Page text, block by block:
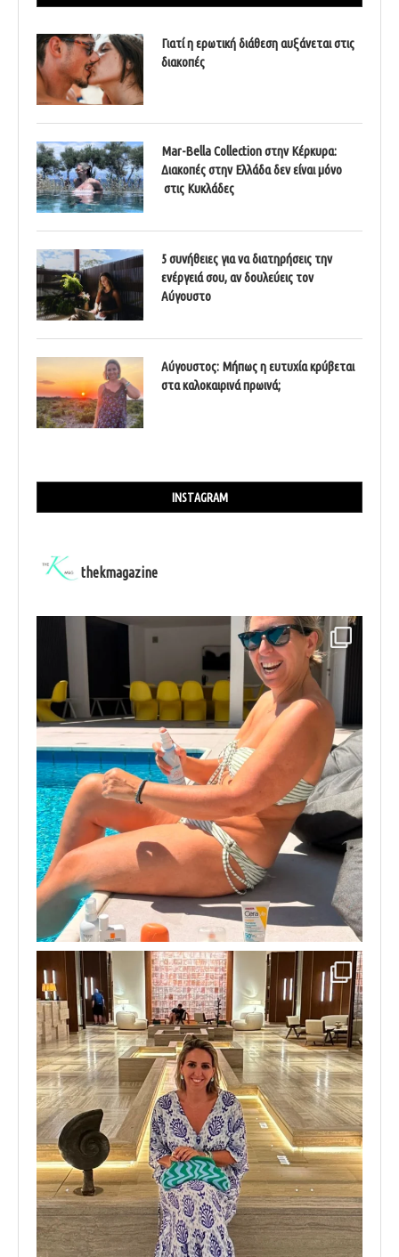
Γιατί η ερωτική διάθεση αυξάνεται στις
διακοπές
Mar-Bella Collection στην Κέρκυρα:
Διακοπές στην Ελλάδα δεν είναι μόνο
στις Κυκλάδες
5 συνήθειες για να διατηρήσεις την
ενέργειά σου, αν δουλεύεις τον
Αύγουστο
Αύγουστος: Μήπως η ευτυχία κρύβεται
στα καλοκαιρινά πρωινά;
INSTAGRAM
thekmagazine